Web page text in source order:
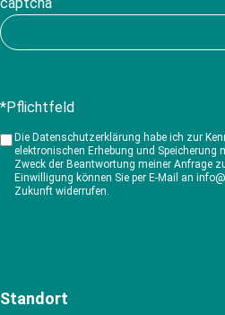
*Pflichtfeld
Die Datenschutzerklärung habe ich zur
elektronischen Erhebung und Speicherung
Zweck der Beantwortung meiner Anfrage
Einwilligung können Sie per E-Mail an
Zukunft widerrufen.
Standort